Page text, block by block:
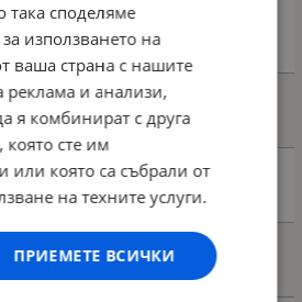
х 140 см
споделяме
използването на
ваша страна с нашите
реклама и анализи,
я комбинират с друга
сте им
или която са събрали от
на техните услуги.
ПРИЕМЕТЕ ВСИЧКИ